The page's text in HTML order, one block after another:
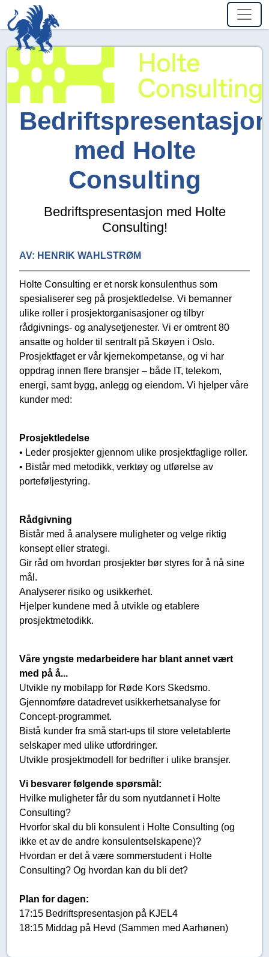
med Holte
Consulting
Bedriftspresentasjon med Holte
Consulting!
AV: HENRIK WAHLSTRØM
Holte Consulting er et norsk konsulenthus som
spesialiserer seg på prosjektledelse. Vi bemanner
ulike roller i prosjektorganisasjoner og tilbyr
rådgivnings- og analysetjenester. Vi er omtrent 80
ansatte og holder til sentralt på Skøyen i Oslo.
Prosjektfaget er vår kjernekompetanse, og vi har
oppdrag innen flere bransjer – både IT, telekom,
energi, samt bygg, anlegg og eiendom. Vi hjelper våre
kunder med:
Prosjektledelse
• Leder prosjekter gjennom ulike prosjektfaglige roller.
• Bistår med metodikk, verktøy og utførelse av
porteføljestyring.
Rådgivning
Bistår med å analysere muligheter og velge riktig
konsept eller strategi.
Gir råd om hvordan prosjekter bør styres for å nå sine
mål.
Analyserer risiko og usikkerhet.
Hjelper kundene med å utvikle og etablere
prosjektmetodikk.
Våre yngste medarbeidere har blant annet vært
med på å...
Utvikle ny mobilapp for Røde Kors Skedsmo.
Gjennomføre datadrevet usikkerhetsanalyse for
Concept-programmet.
Bistå kunder fra små start-ups til store veletablerte
selskaper med ulike utfordringer.
Utvikle prosjektmodell for bedrifter i ulike bransjer.
Vi besvarer følgende spørsmål:
Hvilke muligheter får du som nyutdannet i Holte
Consulting?
Hvorfor skal du bli konsulent i Holte Consulting (og
ikke et av de andre konsulentselskapene)?
Hvordan er det å være sommerstudent i Holte
Consulting? Og hvordan kan du bli det?
Plan for dagen:
17:15 Bedriftspresentasjon på KJEL4
18:15 Middag på Hevd (Sammen med Aarhønen)